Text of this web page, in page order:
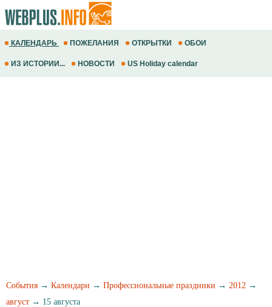
КАЛЕНДАРЬ ПОЖЕЛАНИЯ ОТКРЫТКИ ОБОИ
ИЗ ИСТОРИИ... НОВОСТИ US Holiday calendar
События → Календари → Профессиональные праздники → 2012 →
август → 15 августа